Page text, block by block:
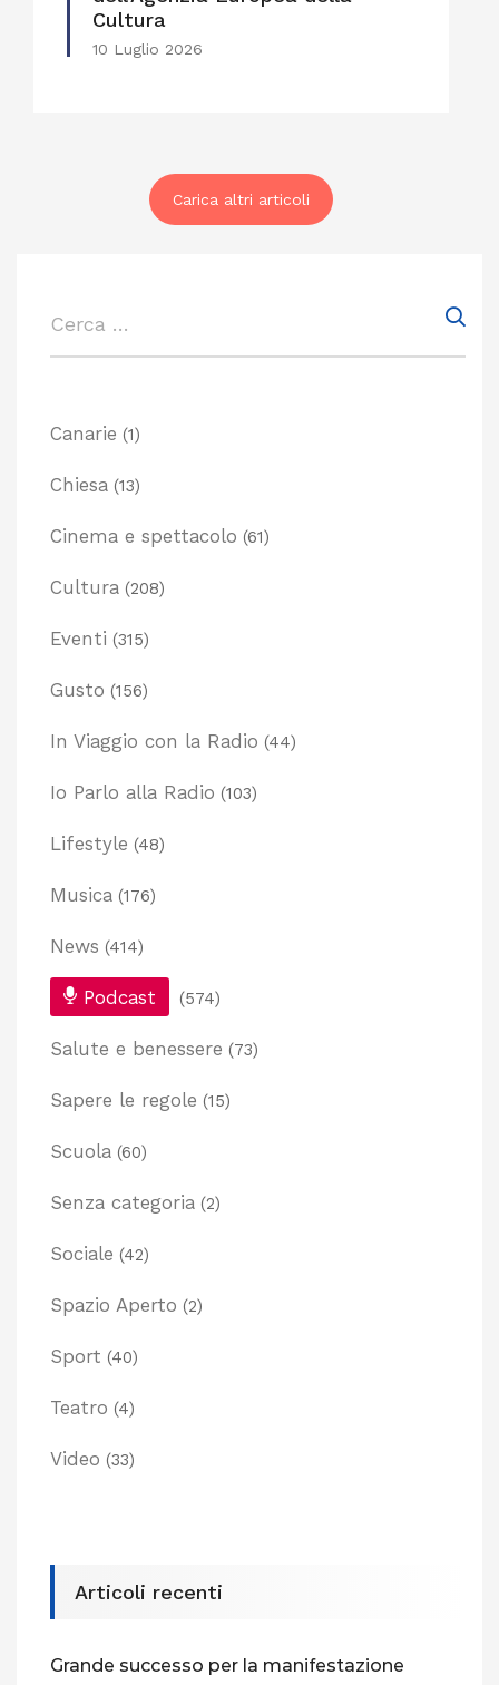
Cultura
10 Luglio 2026
Carica altri articoli
Canarie (1)
Chiesa (13)
Cinema e spettacolo (61)
Cultura (208)
Eventi (315)
Gusto (156)
In Viaggio con la Radio (44)
Io Parlo alla Radio (103)
Lifestyle (48)
Musica (176)
News (414)
Podcast (574)
Salute e benessere (73)
Sapere le regole (15)
Scuola (60)
Senza categoria (2)
Sociale (42)
Spazio Aperto (2)
Sport (40)
Teatro (4)
Video (33)
Articoli recenti
Grande successo per la manifestazione